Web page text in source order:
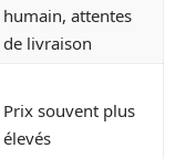
humain, attentes
de livraison
Prix souvent plus
élevés